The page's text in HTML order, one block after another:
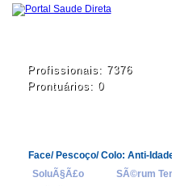
Profissionais: 7376
Prontuários: 0
Face/ Pescoço/ Colo: Anti-
SoluÃ§Ã£o
SÃ©rum